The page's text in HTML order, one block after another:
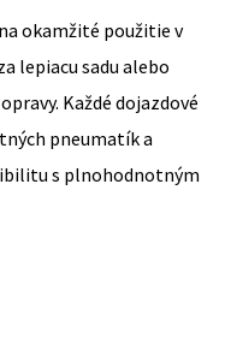
okamžité použitie v
lepiacu sadu alebo
Každé dojazdové
pneumatík a
s plnohodnotným